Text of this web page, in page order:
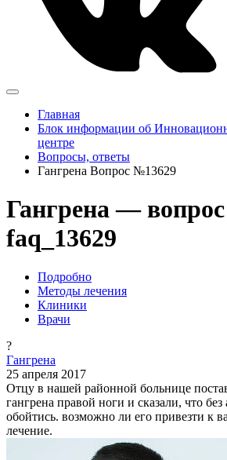
Главная
Блок информации об
центре
Вопросы, ответы
Гангрена Вопрос №13629
Гангрена —
faq_13629
Подробно
Методы лечения
Клиники
Врачи
?
Гангрена
25 апреля 2017
Отцу в нашей районной больнице
гангрена правой ноги и сказали, что
обойтись. возможно ли его привезти к
лечение.